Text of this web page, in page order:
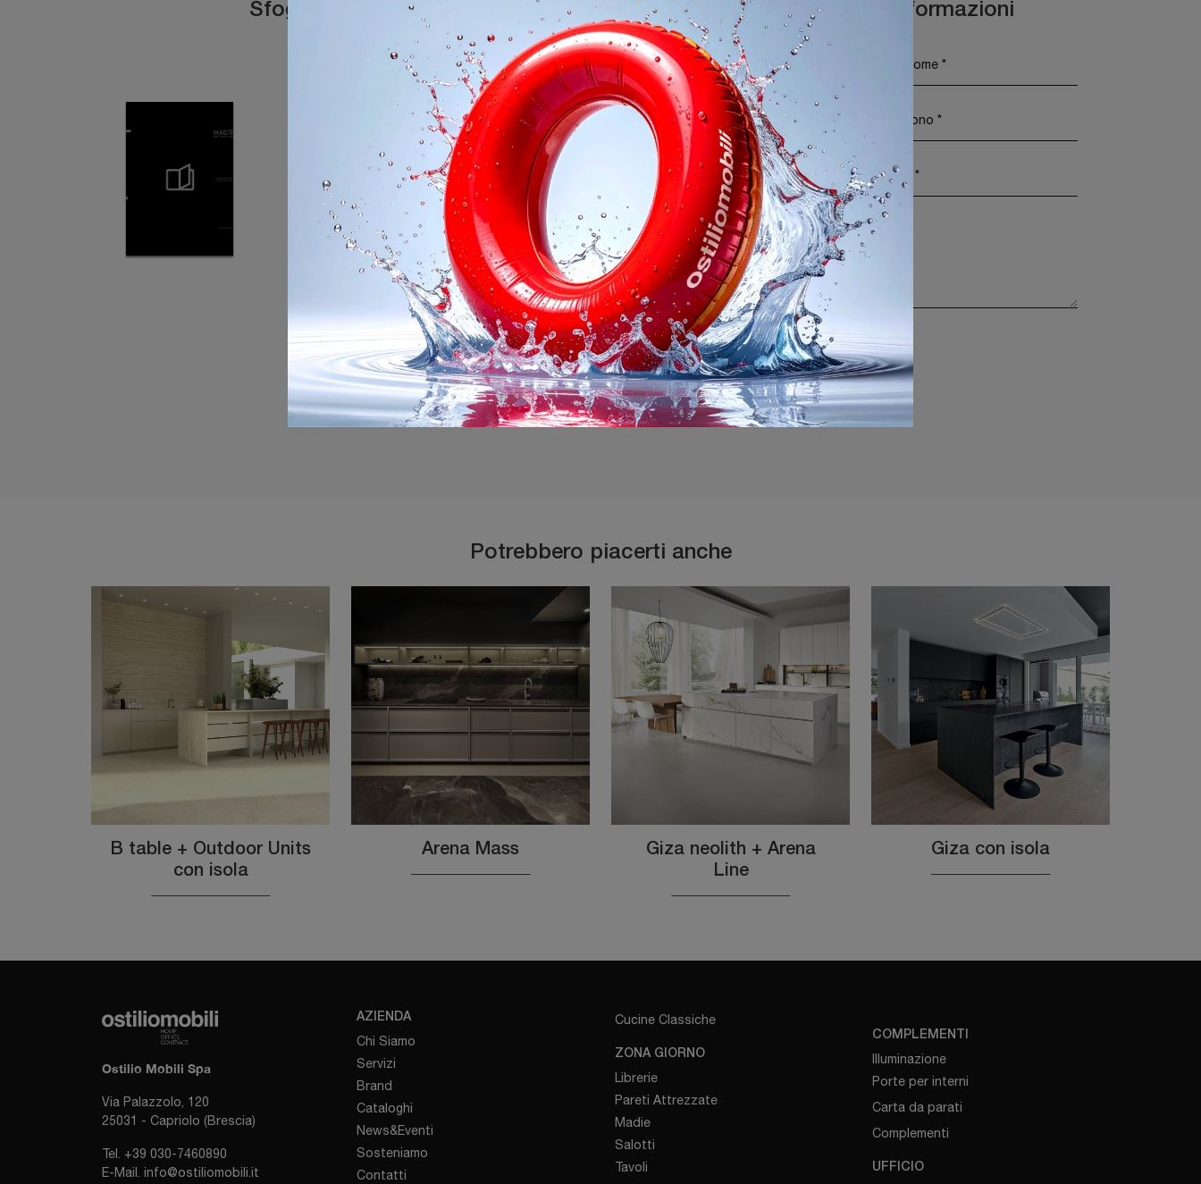
Sfoglia i cataloghi Richiedi Maggiori Informazioni
Ho preso visione dellaPrivacy Policy
Invia
Potrebbero piacerti anche
B table + Outdoor Units
con isola
Arena Mass
Giza neolith + Arena
Line
Giza con isola
Ostilio Mobili Spa
Via Palazzolo, 120
25031 - Capriolo (Brescia)
Tel. +39 030-7460890
E-Mail. info@ostiliomobili.it
AZIENDA
Chi Siamo
Servizi
Brand
Cataloghi
News&Eventi
Sosteniamo
Contatti
Cucine Classiche
ZONA GIORNO
Librerie
Pareti Attrezzate
Madie
Salotti
Tavoli
COMPLEMENTI
Illuminazione
Porte per interni
Carta da parati
Complementi
UFFICIO